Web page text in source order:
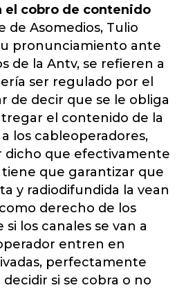
el cobro de contenido
de Asomedios, Tulio
pronunciamiento ante
de la Antv, se refieren a
ser regulado por el
de decir que se le obliga
el contenido de la
los cableoperadores,
que efectivamente
que garantizar que
y radiodifundida la vean
derecho de los
si los canales se van a
entren en
perfectamente
si se cobra o no